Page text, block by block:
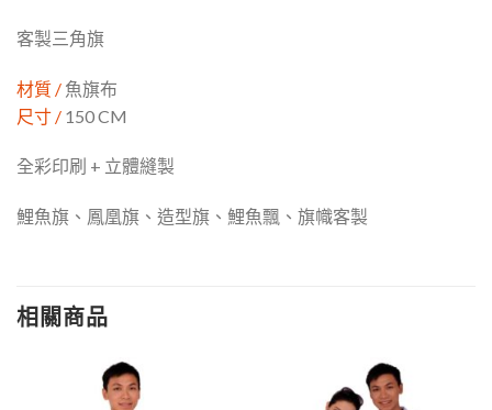
客製三角旗
材質 / 魚旗布
尺寸 / 150 CM
全彩印刷 + 立體縫製
鯉魚旗、鳳凰旗、造型旗、鯉魚飄、旗幟客製
相關商品